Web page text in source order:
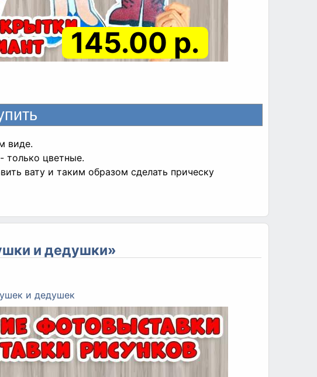
145.00 р.
виде.
только цветные.
вату и таким образом сделать прическу
и дедушки»
и дедушек